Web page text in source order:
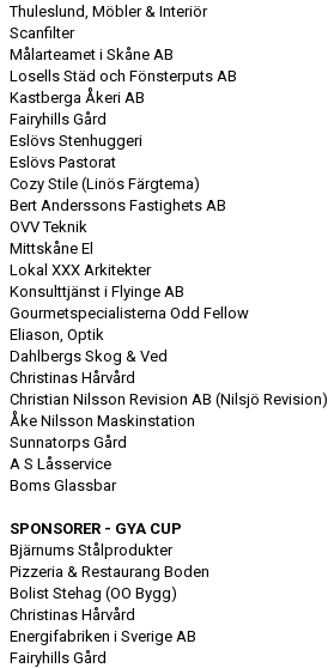
Thuleslund, Möbler & Interiör
Scanfilter
Målarteamet i Skåne AB
Losells Städ och Fönsterputs AB
Kastberga Åkeri AB
Fairyhills Gård
Eslövs Stenhuggeri
Eslövs Pastorat
Cozy Stile (Linös Färgtema)
Bert Anderssons Fastighets AB
OVV Teknik
Mittskåne El
Lokal XXX Arkitekter
Konsulttjänst i Flyinge AB
Gourmetspecialisterna Odd Fellow
Eliason, Optik
Dahlbergs Skog & Ved
Christinas Hårvård
Christian Nilsson Revision AB (Nilsjö Revision)
Åke Nilsson Maskinstation
Sunnatorps Gård
A S Låsservice
Boms Glassbar
SPONSORER - GYA CUP
Bjärnums Stålprodukter
Pizzeria & Restaurang Boden
Bolist Stehag (OO Bygg)
Christinas Hårvård
Energifabriken i Sverige AB
Fairyhills Gård